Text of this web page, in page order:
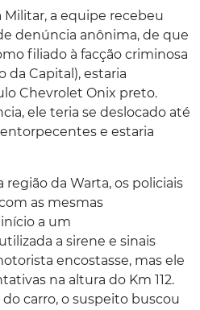
Militar, a equipe recebeu
denúncia anônima, de que
filiado à facção criminosa
da Capital), estaria
Chevrolet Onix preto.
ele teria se deslocado até
e estaria
da Warta, os policiais
as mesmas
a um
a sirene e sinais
encostasse, mas ele
na altura do Km 112.
carro, o suspeito buscou